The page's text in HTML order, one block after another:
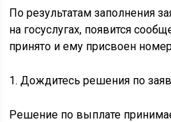
По результатам заполнения
на госуслугах, появится
принято и ему присвоен
1. Дождитесь решения по
Решение по выплате